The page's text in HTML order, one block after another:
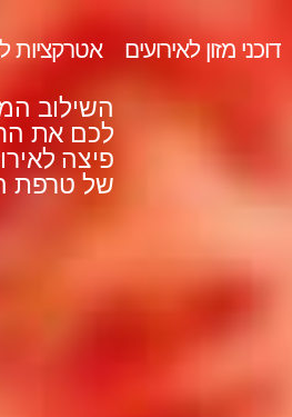
לתוכן
דוכני מזון לאירועים אטרקציות
השילוב
לכם את
פיצה
של טרפת